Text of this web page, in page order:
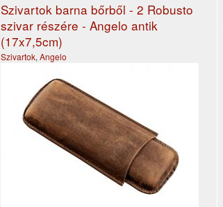
Szivartok barna bőrből - 2 Robusto
szivar részére - Angelo antik
(17x7,5cm)
Szivartok, Angelo